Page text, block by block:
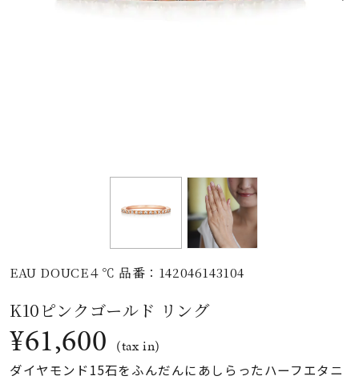
石の色
ファッションテイス
ト
EAU DOUCE４℃ 品番：142046143104
K10ピンクゴールド リング
¥61,600 (tax in)
ダイヤモンド15石をふんだんにあしらったハーフエタニ